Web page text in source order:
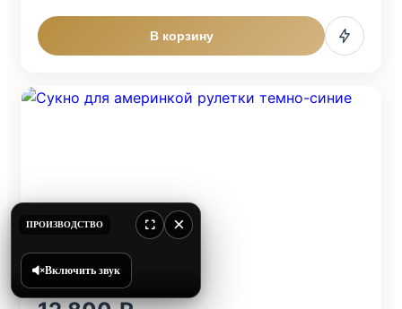
В корзину
ПРОИЗВОДСТВО ×
Включить звук